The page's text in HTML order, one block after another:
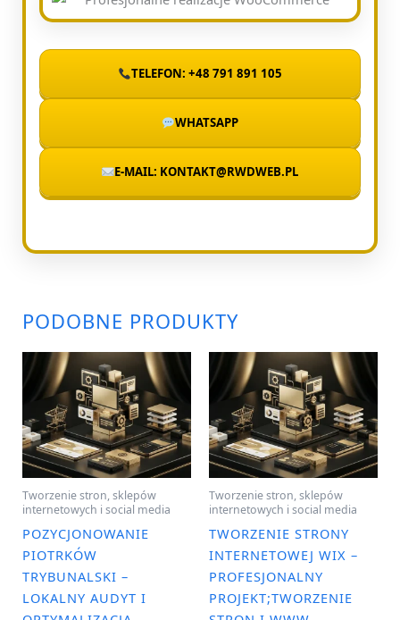
TELEFON: +48 791 891 105
WHATSAPP
E-MAIL: KONTAKT@RWDWEB.PL
PODOBNE PRODUKTY
Tworzenie stron, sklepów
internetowych i social media
POZYCJONOWANIE
PIOTRKÓW
TRYBUNALSKI –
LOKALNY AUDYT I
Tworzenie stron, sklepów
internetowych i social media
TWORZENIE STRONY
INTERNETOWEJ WIX –
PROFESJONALNY
PROJEKT;TWORZENIE